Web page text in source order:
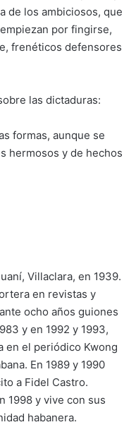
de los ambiciosos, que
por fingirse,
frenéticos defensores
las dictaduras:
formas, aunque se
hermosos y de hechos
Villaclara, en 1939.
en revistas y
ocho años guiones
y en 1992 y 1993,
en el periódico Kwong
En 1989 y 1990
a Fidel Castro.
1998 y vive con sus
habanera.